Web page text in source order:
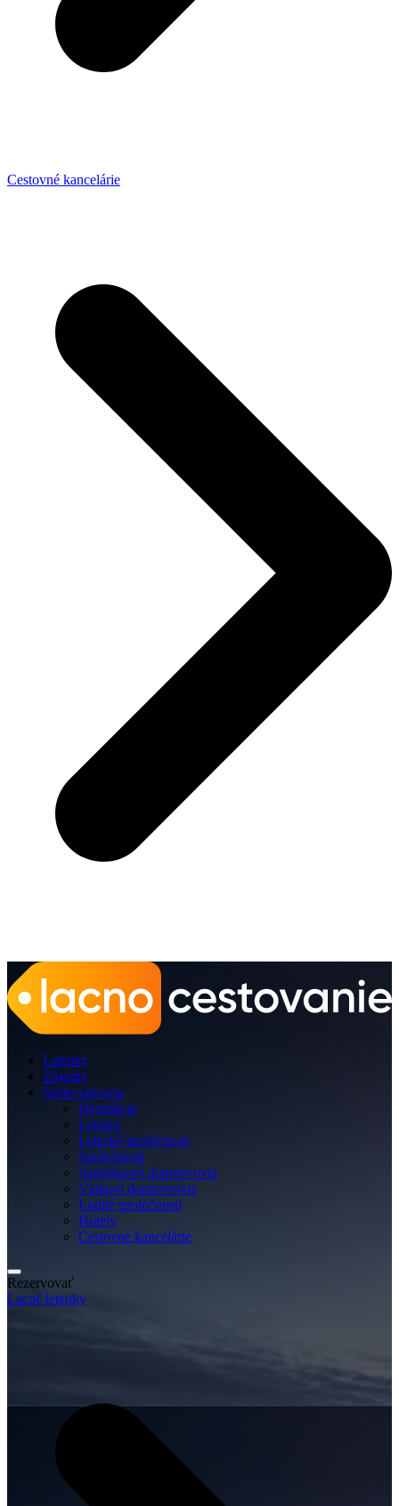
Cestovné kancelárie
Letenky
Zájazdy
Sprievodcovia
Destinácie
Letisko
Letecké spoločnosti
Spoločnosti
Autobusoví dopravcovia
Vlakoví dopravcovia
Lodné spoločnosti
Hotely
Cestovné kancelárie
Rezervovať
Lacné letenky